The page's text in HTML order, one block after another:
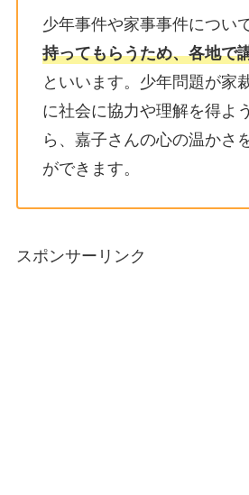
少年事件や家事事件につい
持ってもらうため、各地で
といいます。少年問題が家
に社会に協力や理解を得よ
ら、嘉子さんの心の温かさ
ができます。
スポンサーリンク